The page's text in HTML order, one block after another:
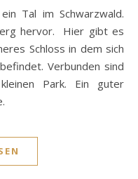
hervor. Hier gibt es
Schloss in dem sich
Verbunden sind
Park. Ein guter